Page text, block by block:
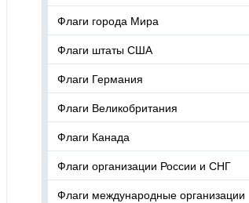
Флаги города Мира
Флаги штаты США
Флаги Германия
Флаги Великобритания
Флаги Канада
Флаги организации России и СНГ
Флаги международные организации